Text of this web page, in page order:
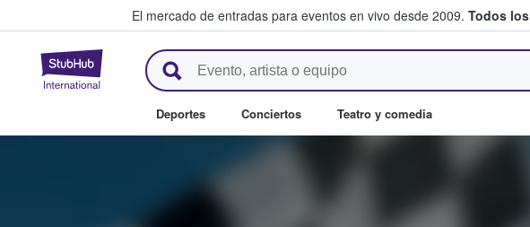
El mercado de entradas para eventos en vivo desde 2009. Todos
StubHub: compra y venta de entradas entre
Deportes Conciertos Teatro y comedia